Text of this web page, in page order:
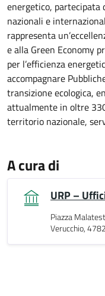
energetico,
nazionali e
rappresenta
e alla Green Economy
per l’efficienza
accompagnare
transizione ecologica,
attualmente in oltre
territorio nazionale,
A cura di
URP –
Piazza
Verucchio,